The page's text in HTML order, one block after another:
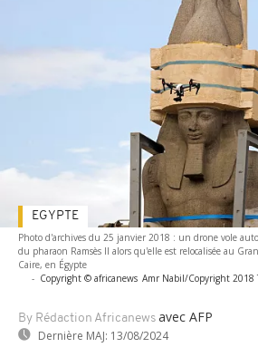
Photo d'archives du 25 janvier 2018 : un drone vole
du pharaon Ramsès II alors qu'elle est relocalisée au
Caire, en Égypte
- Copyright © africanews Amr Nabil/Copyright 2018
By Rédaction Africanews avec AFP
Dernière MAJ: 13/08/2024
EGYPTE